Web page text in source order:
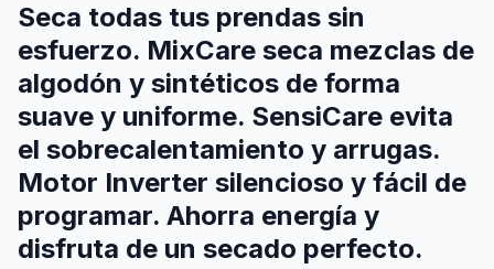
Seca todas tus prendas sin
esfuerzo. MixCare seca mezclas de
algodón y sintéticos de forma
suave y uniforme. SensiCare evita
el sobrecalentamiento y arrugas.
Motor Inverter silencioso y fácil de
programar. Ahorra energía y
disfruta de un secado perfecto.